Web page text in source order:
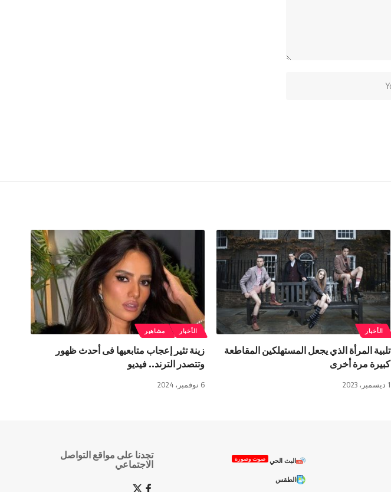
الأخبار
تلبية المرأة الذي يجعل المستهلكين المقاطعة
كبيرة مرة أخرى
1 ديسمبر، 2023
الأخبار مشاهير
زينة تثير إعجاب متابعيها فى أحدث ظهور
وتتصدر الترند.. فيديو
6 نوفمبر، 2024
البث الحي صوت وصورة
الطقس
تجدنا على مواقع التواصل
الاجتماعي